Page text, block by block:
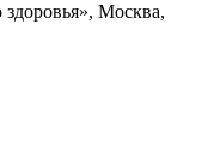
Москва,